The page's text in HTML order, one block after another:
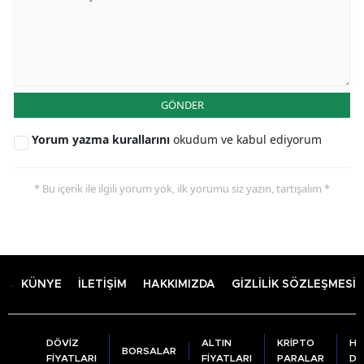
GÖNDER
Yorum yazma kurallarını okudum ve kabul ediyorum
* Bu içerik ile ilgili yorum yok, ilk yorumu siz yazın, tartışalım *
KÜNYE İLETİŞİM HAKKIMIZDA GİZLİLİK SÖZLEŞMESİ
DÖVİZ
FİYATLARI
BORSALAR
ALTIN
FİYATLARI
KRİPTO
PARALAR